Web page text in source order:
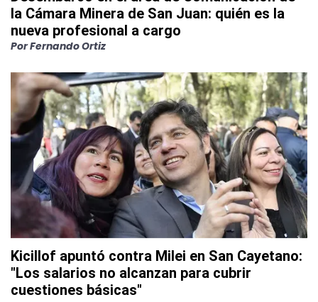
la Cámara Minera de San Juan: quién es la
nueva profesional a cargo
PorFernando Ortiz
Kicillof apuntó contra Milei en San Cayetano:
"Los salarios no alcanzan para cubrir
cuestiones básicas"